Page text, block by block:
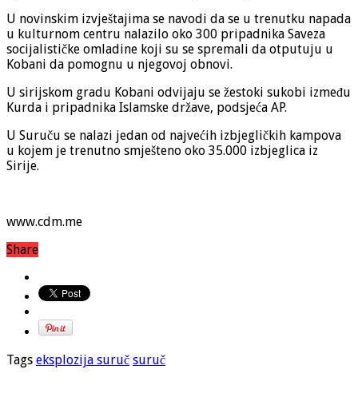
U novinskim izvještajima se navodi da se u trenutku napada
u kulturnom centru nalazilo oko 300 pripadnika Saveza
socijalističke omladine koji su se spremali da otputuju u
Kobani da pomognu u njegovoj obnovi.
U sirijskom gradu Kobani odvijaju se žestoki sukobi između
Kurda i pripadnika Islamske države, podsjeća AP.
U Suruču se nalazi jedan od najvećih izbjegličkih kampova
u kojem je trenutno smješteno oko 35.000 izbjeglica iz
Sirije.
www.cdm.me
Share
Tags eksplozija suruč suruč